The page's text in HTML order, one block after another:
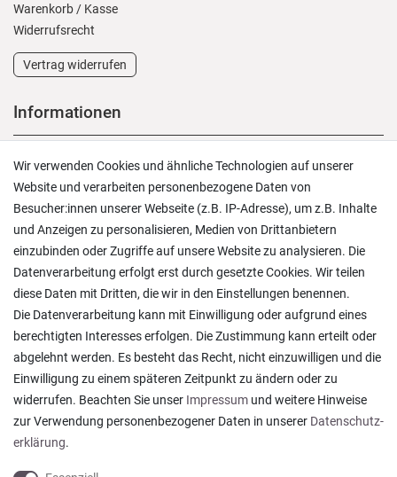
Warenkorb / Kasse
Widerrufs­recht
Vertrag widerrufen
Informationen
Versand und Zahlung
Rücksendungen
Lieferung in die Schweiz
Pflegesymbole
Lagerverkauf
Ratgeber & News
Alles wie beschrieben , sehr gute Qualität
Rainer T., Rheine
Datum der Veröffentlichung: 06.08.2026
Datum der Kauferfahrung: 27.07.2026
Wir verwenden Cookies und ähnliche Technologien auf unserer
Website und verarbeiten personenbezogene Daten von
Besucher:innen unserer Webseite (z.B. IP-Adresse), um z.B. Inhalte
und Anzeigen zu personalisieren, Medien von Drittanbietern
einzubinden oder Zugriffe auf unsere Website zu analysieren. Die
Datenverarbeitung erfolgt erst durch gesetzte Cookies. Wir teilen
diese Daten mit Dritten, die wir in den Einstellungen benennen.
Die Datenverarbeitung kann mit Einwilligung oder aufgrund eines
berechtigten Interesses erfolgen. Die Zustimmung kann erteilt oder
abgelehnt werden. Es besteht das Recht, nicht einzuwilligen und die
Einwilligung zu einem späteren Zeitpunkt zu ändern oder zu
widerrufen. Beachten Sie unser Impressum und weitere Hinweise
zur Verwendung personenbezogener Daten in unserer Daten­schutz­
erklärung.